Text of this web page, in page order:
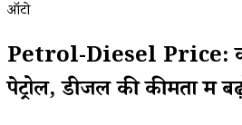
ऑटो
Petrol-Diesel Price:
पेट्रोल, डीजल की कीमतों में